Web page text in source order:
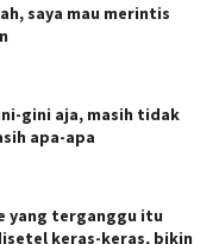
saya mau merintis
gini aja, masih tidak
apa-apa
yang terganggu itu
keras-keras, bikin